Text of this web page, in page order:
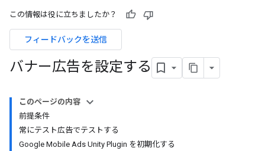
この情報は役に立ちましたか？
フィードバックを送信
バナー広告を設定する
このページの内容
前提条件
常にテスト広告でテストする
Google Mobile Ads Unity Plugin を初期化する